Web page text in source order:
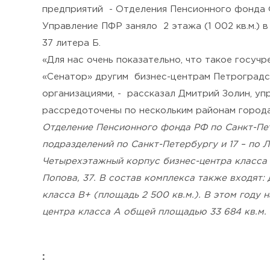
предприятий - Отделения Пенсионного фонда
Управление ПФР заняло 2 этажа (1 002 кв.м.)
37 литера Б.
«Для нас очень показательно, что такое
«Сенатор» другим бизнес-центрам
организациями, - рассказал Дмитрий Золин,
рассредоточены по нескольким районам
Отделение Пенсионного фонда РФ по Санкт-
подразделений по Санкт-Петербургу и 17 – по
Четырехэтажный корпус бизнес-центра
Попова, 37. В состав комплекса также
класса В+ (площадь 2 500 кв.м.). В этом году
центра класса А общей площадью 33 684 кв.м.
: